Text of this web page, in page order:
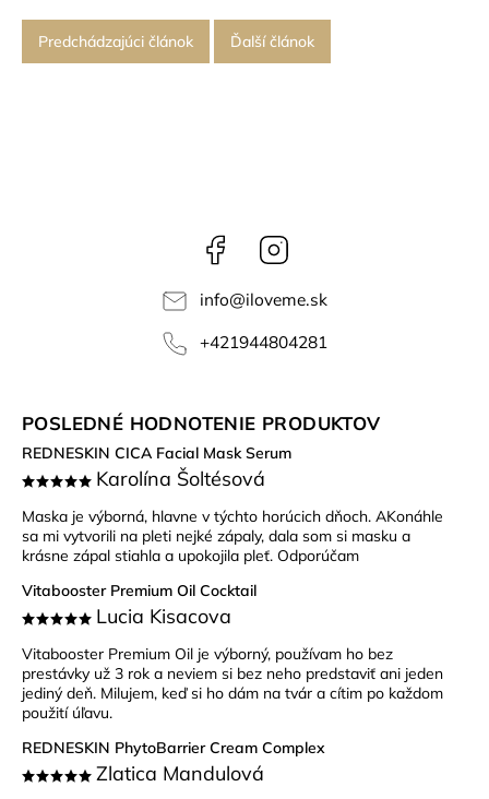
Predchádzajúci článok Ďalší článok
Facebook
info@iloveme.sk
+421944804281
POSLEDNÉ HODNOTENIE PRODUKTOV
REDNESKIN CICA Facial Mask Serum
Karolína Šoltésová
Maska je výborná, hlavne v týchto horúcich dňoch. AKonáhle
sa mi vytvorili na pleti nejké zápaly, dala som si masku a
krásne zápal stiahla a upokojila pleť. Odporúčam
Vitabooster Premium Oil Cocktail
Lucia Kisacova
Vitabooster Premium Oil je výborný, používam ho bez
prestávky už 3 rok a neviem si bez neho predstaviť ani jeden
jediný deň. Milujem, keď si ho dám na tvár a cítim po každom
použití úľavu.
REDNESKIN PhytoBarrier Cream Complex
Zlatica Mandulová